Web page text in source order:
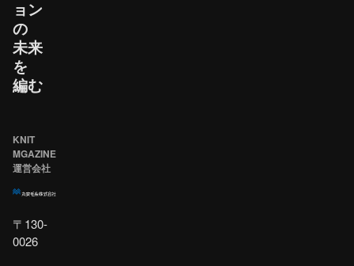
ョン
の​
未来
を​
編む
KNIT
MGAZINE
運営会社
〒130-
0026